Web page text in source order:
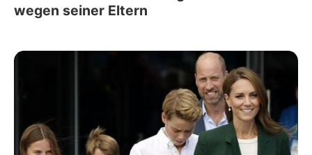
wegen seiner Eltern